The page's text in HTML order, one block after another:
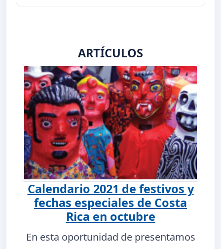
ARTÍCULOS
Calendario 2021 de festivos y
fechas especiales de Costa
Rica en octubre
En esta oportunidad de presentamos